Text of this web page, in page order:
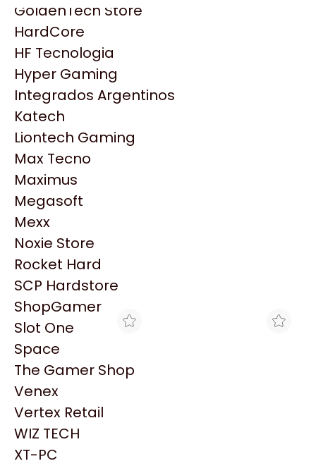
HP
HyperX
INNO3D
Intel
Kingston
Lenovo
Logitech
MSI
NVIDIA GeForce
NZXT
PNY
Palit
Philips
PowerColor
Razer
Redragon
Samsung
Sandisk
Sapphire
Seagate
Sentey
Solarmax
GoldenTech Store
HardCore
HF Tecnologia
Hyper Gaming
Integrados Argentinos
Katech
Liontech Gaming
Max Tecno
Maximus
Megasoft
Mexx
Noxie Store
Rocket Hard
SCP Hardstore
ShopGamer
Slot One
Space
The Gamer Shop
Venex
Vertex Retail
WIZ TECH
XT-PC
Productos
Similares
Explorá más productos similares
CLICK GAMING
EXTENSOR DE RANGO
DUAL BAND
$40.000